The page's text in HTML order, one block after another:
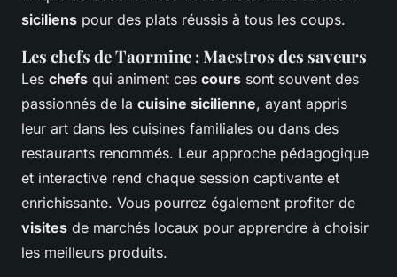
siciliens pour des plats réussis à tous les coups.
Les chefs de Taormine : Maestros des saveurs
Les chefs qui animent ces cours sont souvent des
passionnés de la cuisine sicilienne, ayant appris
leur art dans les cuisines familiales ou dans des
restaurants renommés. Leur approche pédagogique
et interactive rend chaque session captivante et
enrichissante. Vous pourrez également profiter de
visites de marchés locaux pour apprendre à choisir
les meilleurs produits.